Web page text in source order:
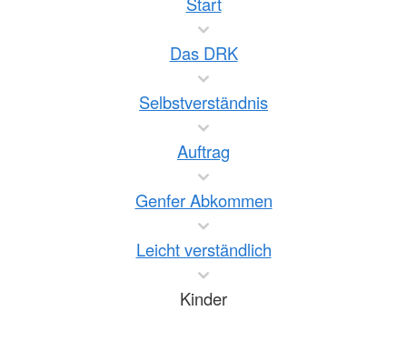
Das DRK
Selbstverständnis
Auftrag
Genfer Abkommen
Leicht verständlich
Kinder